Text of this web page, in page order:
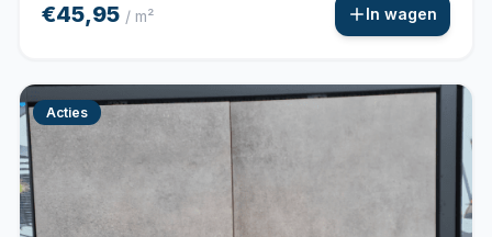
€45,95 / m² In wagen
Acties